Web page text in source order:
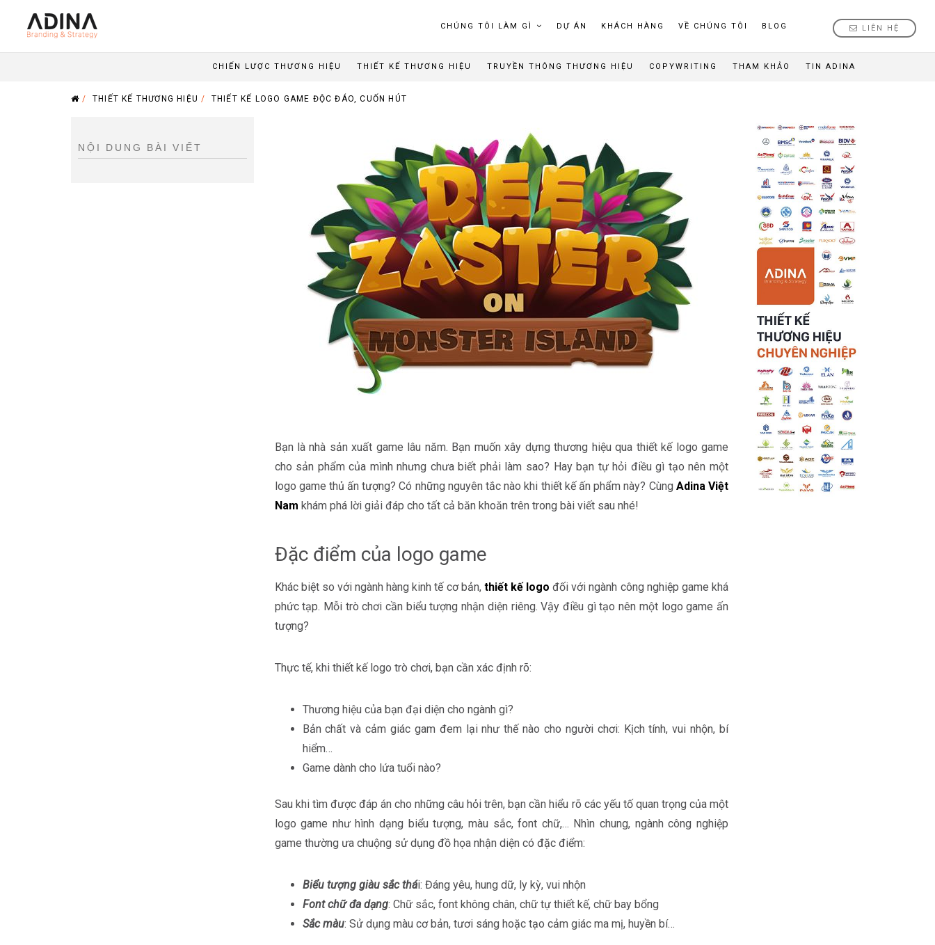
CHÚNG TÔI LÀM GÌ DỰ ÁN KHÁCH HÀNG VỀ CHÚNG TÔI BLOG LIÊN HỆ
CHIẾN LƯỢC THƯƠNG HIỆU THIẾT KẾ THƯƠNG HIỆU TRUYỀN THÔNG THƯƠNG HIỆU COPYWRITING THAM KHẢO TIN ADINA
/THIẾT KẾ THƯƠNG HIỆU / THIẾT KẾ LOGO GAME ĐỘC ĐÁO, CUỐN HÚT
NỘI DUNG BÀI VIẾT
Bạn là nhà sản xuất game lâu năm. Bạn muốn xây dựng thương hiệu qua thiết kế logo game
cho sản phẩm của mình nhưng chưa biết phải làm sao? Hay bạn tự hỏi điều gì tạo nên một
logo game thủ ấn tượng? Có những nguyên tắc nào khi thiết kế ấn phẩm này? Cùng Adina Việt
Nam khám phá lời giải đáp cho tất cả băn khoăn trên trong bài viết sau nhé!
Đặc điểm của logo game
Khác biệt so với ngành hàng kinh tế cơ bản, thiết kế logo đối với ngành công nghiệp game khá
phức tạp. Mỗi trò chơi cần biểu tượng nhận diện riêng. Vậy điều gì tạo nên một logo game ấn
tượng?
Thực tế, khi thiết kế logo trò chơi, bạn cần xác định rõ:
Thương hiệu của bạn đại diện cho ngành gì?
Bản chất và cảm giác gam đem lại như thế nào cho người chơi: Kịch tính, vui nhộn, bí
hiểm…
Game dành cho lứa tuổi nào?
Sau khi tìm được đáp án cho những câu hỏi trên, bạn cần hiểu rõ các yếu tố quan trọng của một
logo game như hình dạng biểu tượng, màu sắc, font chữ,… Nhìn chung, ngành công nghiệp
game thường ưa chuộng sử dụng đồ họa nhận diện có đặc điểm:
Biểu tượng giàu sắc thái: Đáng yêu, hung dữ, ly kỳ, vui nhộn
Font chữ đa dạng: Chữ sắc, font không chân, chữ tự thiết kế, chữ bay bổng
Sắc màu: Sử dụng màu cơ bản, tươi sáng hoặc tạo cảm giác ma mị, huyền bí…